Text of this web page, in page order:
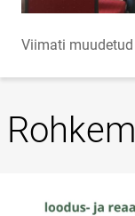
Viimati